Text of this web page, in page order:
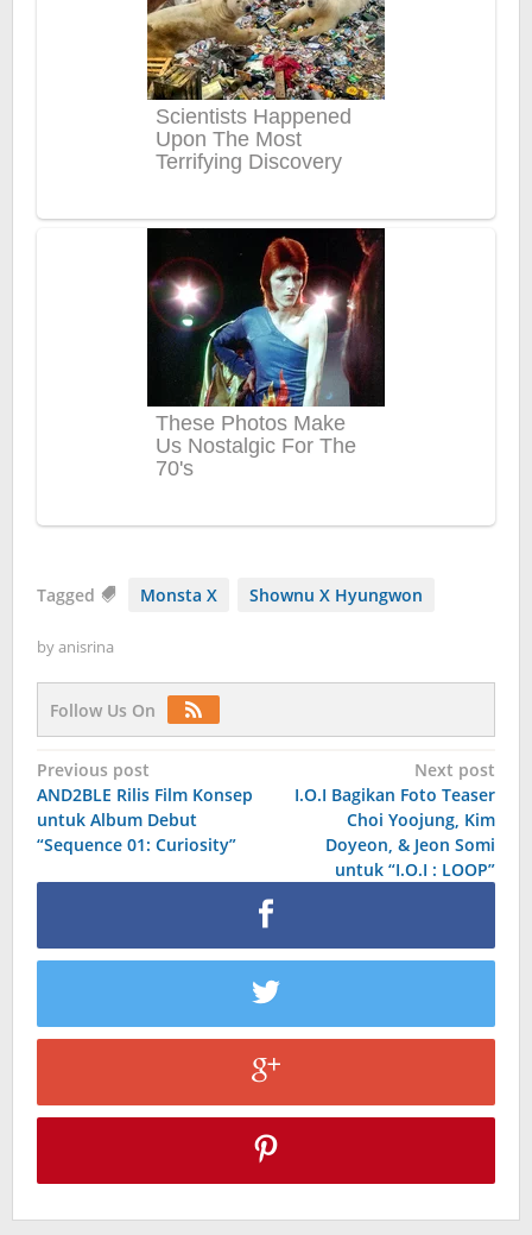
Tagged Monsta X Shownu X Hyungwon
byanisrina
Follow Us On
Post
navigation
Previous post
AND2BLE Rilis Film Konsep
untuk Album Debut
“Sequence 01: Curiosity”
Next post
I.O.I Bagikan Foto Teaser
Choi Yoojung, Kim
Doyeon, & Jeon Somi
untuk “I.O.I : LOOP”